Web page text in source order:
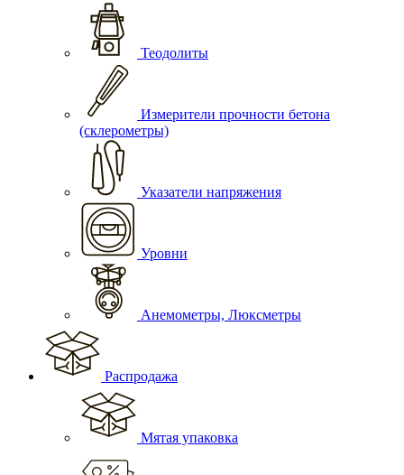
Теодолиты
Измерители прочности бетона
(склерометры)
Указатели напряжения
Уровни
Анемометры, Люксметры
Распродажа
Мятая упаковка